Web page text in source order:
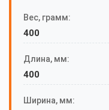
Вес, грамм:
400
Длина, мм:
400
Ширина, мм: